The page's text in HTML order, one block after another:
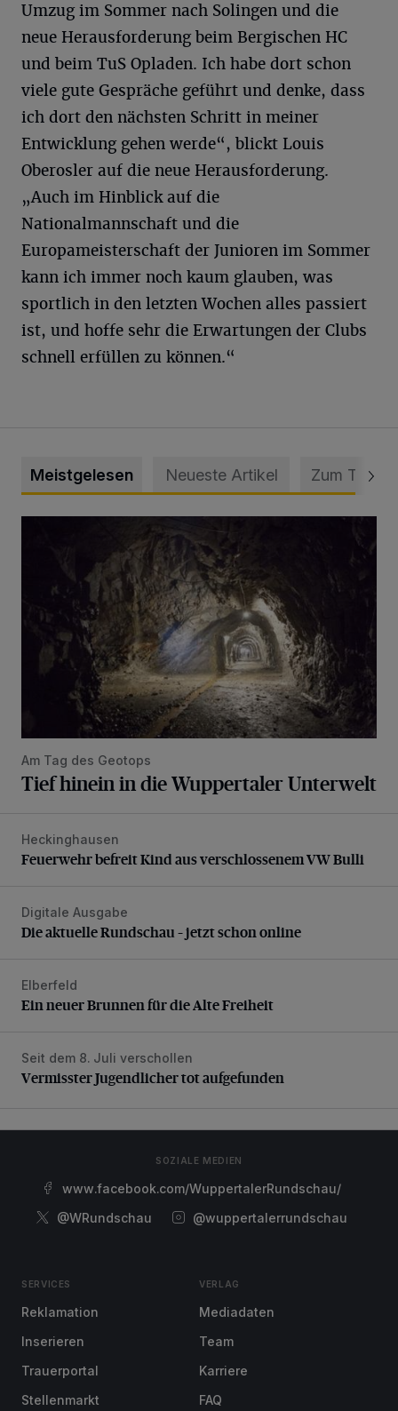
Umzug im Sommer nach Solingen und die
neue Herausforderung beim Bergischen HC
und beim TuS Opladen. Ich habe dort schon
viele gute Gespräche geführt und denke, dass
ich dort den nächsten Schritt in meiner
Entwicklung gehen werde“, blickt Louis
Oberosler auf die neue Herausforderung.
„Auch im Hinblick auf die
Nationalmannschaft und die
Europameisterschaft der Junioren im Sommer
kann ich immer noch kaum glauben, was
sportlich in den letzten Wochen alles passiert
ist, und hoffe sehr die Erwartungen der Clubs
schnell erfüllen zu können.“
Meistgelesen Neueste Artikel Zum Thema
Am Tag des Geotops
Tief hinein in die Wuppertaler Unterwelt
Feuerwehr befreit Kind aus verschlossenem VW Bulli
Heckinghausen
Feuerwehr befreit Kind aus verschlossenem VW Bulli
Die aktuelle Rundschau – jetzt schon online
Digitale Ausgabe
Die aktuelle Rundschau – jetzt schon online
Ein neuer Brunnen für die Alte Freiheit
Elberfeld
Ein neuer Brunnen für die Alte Freiheit
Vermisster Jugendlicher tot aufgefunden
Seit dem 8. Juli verschollen
Vermisster Jugendlicher tot aufgefunden
SOZIALE MEDIEN
www.facebook.com/WuppertalerRundschau/
@WRundschau
@wuppertalerrundschau
SERVICES
Reklamation
Inserieren
Trauerportal
Stellenmarkt
VERLAG
Mediadaten
Team
Karriere
FAQ